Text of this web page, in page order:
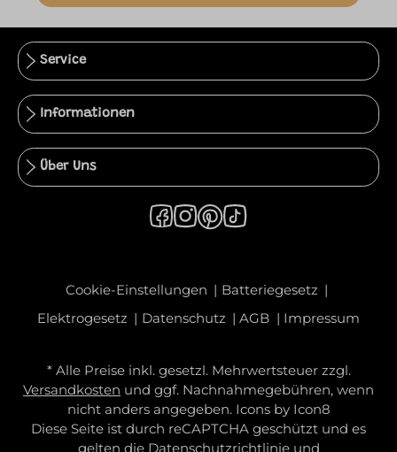
Service
Informationen
Über Uns
Cookie-Einstellungen
Batteriegesetz
Elektrogesetz
Datenschutz AGB Impressum
* Alle Preise inkl. gesetzl. Mehrwertsteuer zzgl.
Versandkosten und ggf. Nachnahmegebühren, wenn
nicht anders angegeben. Icons by Icon8
Diese Seite ist durch reCAPTCHA geschützt und es
gelten die Datenschutzrichtlinieund